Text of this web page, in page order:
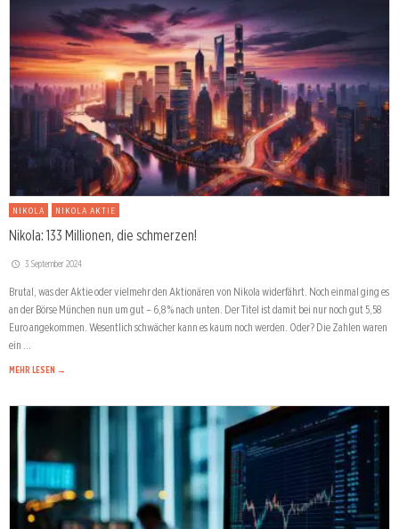
NIKOLA NIKOLA AKTIE
Nikola: 133 Millionen, die schmerzen!
3. September 2024
Brutal, was der Aktie oder vielmehr den Aktionären von Nikola widerfährt. Noch einmal ging es
an der Börse München nun um gut – 6,8 % nach unten. Der Titel ist damit bei nur noch gut 5,58
Euro angekommen. Wesentlich schwächer kann es kaum noch werden. Oder? Die Zahlen waren
ein …
MEHR LESEN →